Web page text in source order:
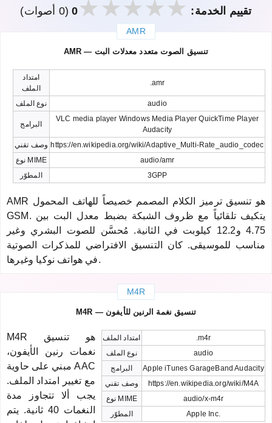
تقييم الخدمة: 0(0 أصوات)
AMR
AMR — تنسيق الصوت متعدد معدلات البت
امتداد
الملف
.amr
نوع الملف audio
البرامج
VLC media player Windows Media Player QuickTime Player
Audacity
وصف تقني https://en.wikipedia.org/wiki/Adaptive_Multi-Rate_audio_codec
نوع MIME
audio/amr
المطوّر
3GPP
AMR هو تنسيق ترميز الكلام المصمم خصيصاً للهاتف المحمول
GSM. يتكيف تلقائياً مع ظروف الشبكة بضبط معدل البت بين
4.75 و12.2 كيلوبت في الثانية. مُحسَّن للصوت البشري وغير
مناسب للموسيقى. كان التنسيق الافتراضي للمذكرات الصوتية
في هواتف نوكيا وغيرها.
M4R
M4R — تنسيق نغمة الرنين للأيفون
امتداد الملف
.m4r
نوع الملف
audio
البرامج
Apple iTunes GarageBand Audacity
وصف تقني
https://en.wikipedia.org/wiki/M4A
نوع MIME
audio/x-m4r
المطوّر
Apple Inc.
M4R هو تنسيق
نغمات رنين الأيفون،
مبني على حاوية AAC
مع تغيير امتداد الملف.
يجب ألا تتجاوز مدة
النغمات 40 ثانية. يتم